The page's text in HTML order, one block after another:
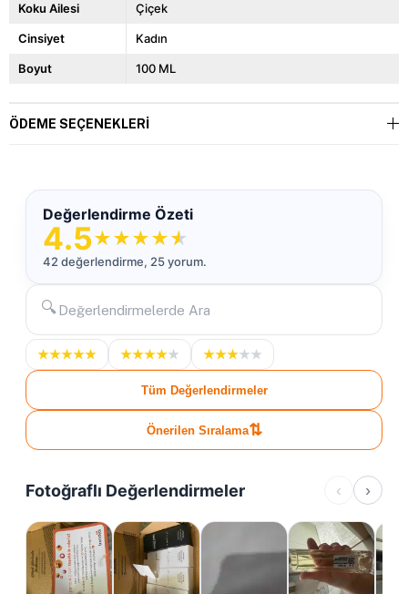
Koku Ailesi Çiçek
Cinsiyet Kadın
Boyut 100 ML
ÖDEME SEÇENEKLERI
Değerlendirme Özeti
4.5★★★★★
42 değerlendirme, 25 yorum.
🔍
★★★★★ ★★★★★ ★★★★★
Tüm Değerlendirmeler
Önerilen Sıralama⇅
Fotoğraflı Değerlendirmeler ‹ ›